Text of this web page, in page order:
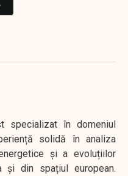
specializat în domeniul
solidă în analiza
și a evoluțiilor
și din spațiul european.